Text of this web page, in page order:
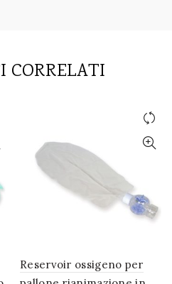
CORRELATI
Reservoir ossigeno per